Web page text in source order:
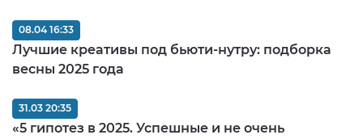
Лучшие креативы под бьюти-нутру: подборка
весны 2025 года
08.04 16:33
«5 гипотез в 2025. Успешные и не очень
31.03 20:35